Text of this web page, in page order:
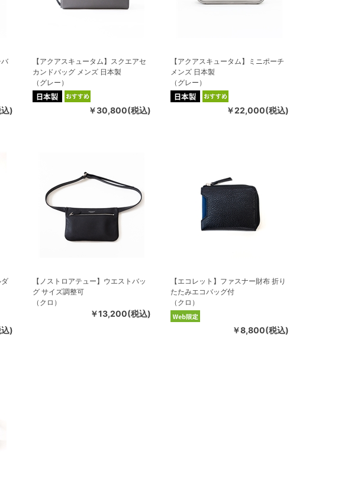
バ
)
【アクアスキュータム】スクエアセ
カンドバッグ メンズ 日本製
（グレー）
￥30,800(税込)
【アクアスキュータム】ミニポーチ
メンズ 日本製
（グレー）
￥22,000(税込)
ダ
)
【ノストロアテュー】ウエストバッ
グ サイズ調整可
（クロ）
￥13,200(税込)
【エコレット】ファスナー財布 折り
たたみエコバッグ付
（クロ）
￥8,800(税込)